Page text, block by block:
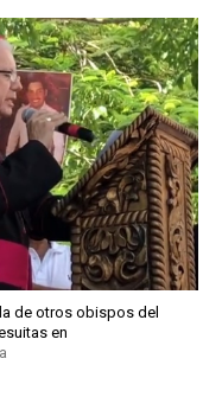
de otros obispos del
en